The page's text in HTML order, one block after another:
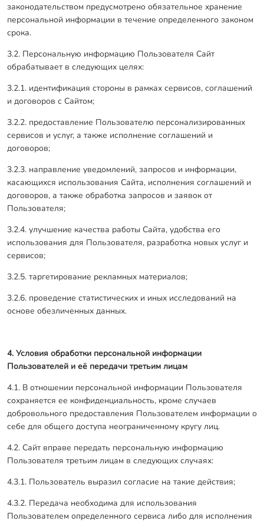
законодательством предусмотрено обязательное хранение
персональной информации в течение определенного законом
срока.
3.2. Персональную информацию Пользователя Сайт
обрабатывает в следующих целях:
3.2.1. идентификация стороны в рамках сервисов, соглашений
и договоров с Сайтом;
3.2.2. предоставление Пользователю персонализированных
сервисов и услуг, а также исполнение соглашений и
договоров;
3.2.3. направление уведомлений, запросов и информации,
касающихся использования Сайта, исполнения соглашений и
договоров, а также обработка запросов и заявок от
Пользователя;
3.2.4. улучшение качества работы Сайта, удобства его
использования для Пользователя, разработка новых услуг и
сервисов;
3.2.5. таргетирование рекламных материалов;
3.2.6. проведение статистических и иных исследований на
основе обезличенных данных.
4. Условия обработки персональной информации
Пользователей и её передачи третьим лицам
4.1. В отношении персональной информации Пользователя
сохраняется ее конфиденциальность, кроме случаев
добровольного предоставления Пользователем информации о
себе для общего доступа неограниченному кругу лиц.
4.2. Сайт вправе передать персональную информацию
Пользователя третьим лицам в следующих случаях:
4.3.1. Пользователь выразил согласие на такие действия;
4.3.2. Передача необходима для использования
Пользователем определенного сервиса либо для исполнения